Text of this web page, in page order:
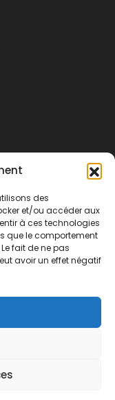
des
et/ou accéder aux
à ces technologies
que le comportement
fait de ne pas
avoir un effet négatif
la meilleure
we are using or